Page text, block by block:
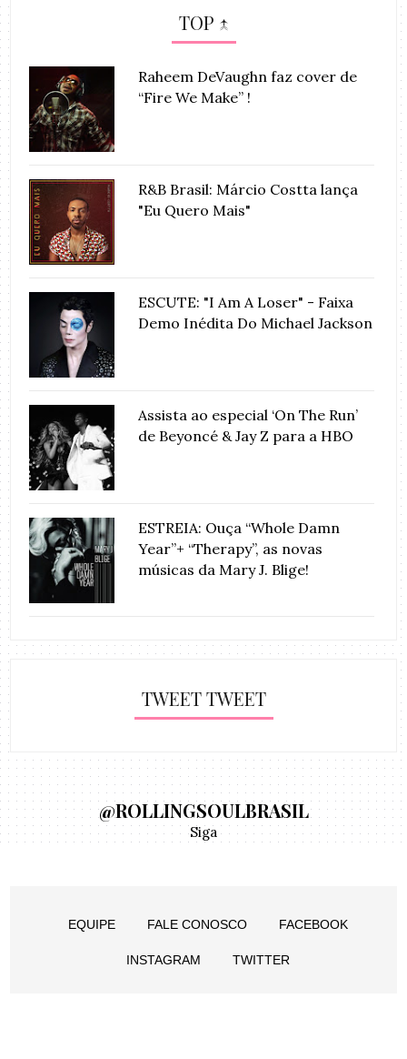
TOP ↑
Raheem DeVaughn faz cover de
“Fire We Make” !
R&B Brasil: Márcio Costta lança
"Eu Quero Mais"
ESCUTE: "I Am A Loser" - Faixa
Demo Inédita Do Michael Jackson
Assista ao especial ‘On The Run’
de Beyoncé & Jay Z para a HBO
ESTREIA: Ouça “Whole Damn
Year”+ “Therapy”, as novas
músicas da Mary J. Blige!
TWEET TWEET
@ROLLINGSOULBRASIL
Siga
EQUIPE FALE CONOSCO FACEBOOK
INSTAGRAM TWITTER